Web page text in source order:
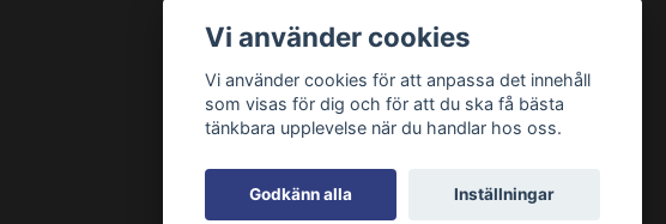
Vi använder cookies
Vi använder cookies för att anpassa det innehåll
som visas för dig och för att du ska få bästa
tänkbara upplevelse när du handlar hos oss.
Godkänn alla Inställningar